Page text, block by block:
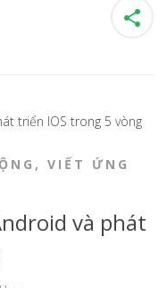
, VIẾT ỨNG
và phát